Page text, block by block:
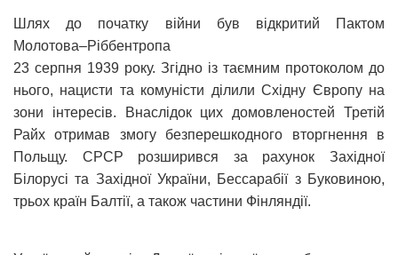
Шлях до початку війни був відкритий Пактом
Молотова–Ріббентропа
23 серпня 1939 року. Згідно із таємним протоколом до
нього, нацисти та комуністи ділили Східну Європу на
зони інтересів. Внаслідок цих домовленостей Третій
Райх отримав змогу безперешкодного вторгнення в
Польщу. СРСР розширився за рахунок Західної
Білорусі та Західної України, Бессарабії з Буковиною,
трьох країн Балтії, а також частини Фінляндії.